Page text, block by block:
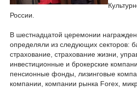
России.
В шестнадцатой церемонии
определяли из следующих секторов:
страхование, страхование жизни,
инвестиционные и брокерские
пенсионные фонды, лизинговые
компании, компании рынка Forex,